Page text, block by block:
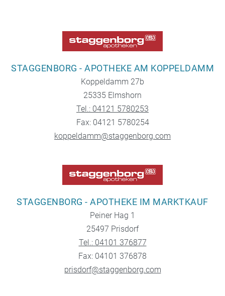
STAGGENBORG - APOTHEKE AM KOPPELDAMM
Koppeldamm 27b
25335 Elmshorn
Tel.: 04121 5780253
Fax: 04121 5780254
koppeldamm@staggenborg.com
STAGGENBORG - APOTHEKE IM MARKTKAUF
Peiner Hag 1
25497 Prisdorf
Tel.: 04101 376877
Fax: 04101 376878
prisdorf@staggenborg.com